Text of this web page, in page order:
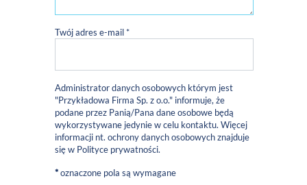
Twój adres e-mail *
Administrator danych osobowych którym jest
"Przykładowa Firma Sp. z o.o." informuje, że
podane przez Panią/Pana dane osobowe będą
wykorzystywane jedynie w celu kontaktu. Więcej
informacji nt. ochrony danych osobowych znajduje
się w Polityce prywatności.
*oznaczone pola są wymagane